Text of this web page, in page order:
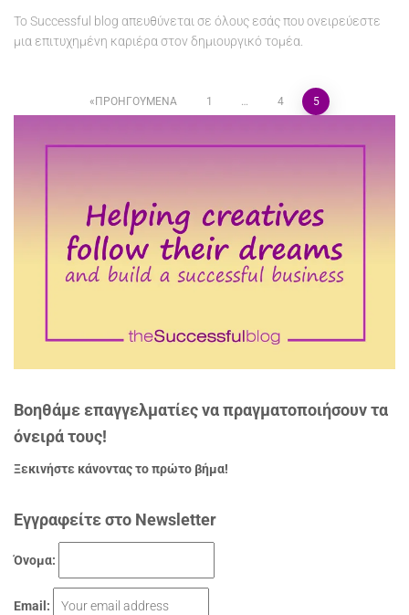
Το Successful blog απευθύνεται σε όλους εσάς που ονειρεύεστε
μια επιτυχημένη καριέρα στον δημιουργικό τομέα.
άρθρων
ΠΡΟΗΓΟΎΜΕΝΑ 1 … 4 5
Βοηθάμε επαγγελματίες να πραγματοποιήσουν τα
όνειρά τους!
Ξεκινήστε κάνοντας το πρώτο βήμα!
Εγγραφείτε στο Newsletter
Όνομα:
Email: